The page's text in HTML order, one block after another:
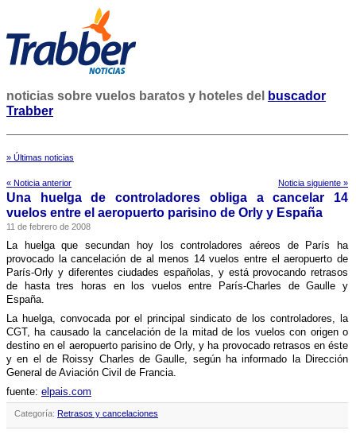
noticias sobre vuelos baratos y hoteles del
buscador
Trabber
» Últimas noticias
« Noticia anterior Noticia siguiente »
Una huelga de controladores obliga a cancelar 14
vuelos entre el aeropuerto parisino de Orly y España
11 de febrero de 2008
La huelga que secundan hoy los controladores aéreos de Parí­s ha
provocado la cancelación de al menos 14 vuelos entre el aeropuerto de
Parí­s-Orly y diferentes ciudades españolas, y está provocando retrasos
de hasta tres horas en los vuelos entre Parí­s-Charles de Gaulle y
España.
La huelga, convocada por el principal sindicato de los controladores, la
CGT, ha causado la cancelación de la mitad de los vuelos con origen o
destino en el aeropuerto parisino de Orly, y ha provocado retrasos en éste
y en el de Roissy Charles de Gaulle, según ha informado la Dirección
General de Aviación Civil de Francia.
fuente: elpais.com
Categoría: Retrasos y cancelaciones